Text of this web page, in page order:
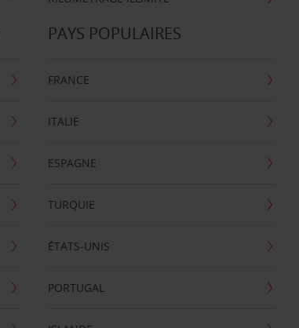
PAYS POPULAIRES
FRANCE
ITALIE
ESPAGNE
TURQUIE
ÉTATS-UNIS
PORTUGAL